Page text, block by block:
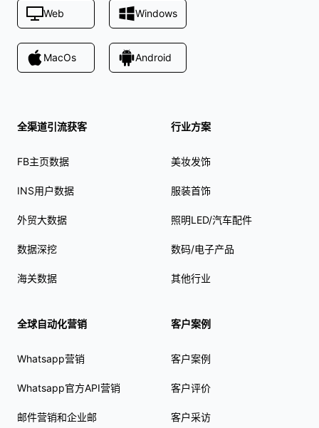
Web Windows
MacOs Android
全渠道引流获客
FB主页数据
INS用户数据
外贸大数据
数据深挖
海关数据
全球自动化营销
Whatsapp营销
Whatsapp官方API营销
邮件营销和企业邮
行业方案
美妆发饰
服装首饰
照明LED/汽车配件
数码/电子产品
其他行业
客户案例
客户案例
客户评价
客户采访